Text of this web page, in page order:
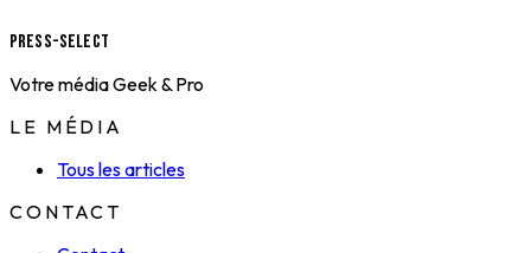
Press-Select
Votre média Geek & Pro
LE MÉDIA
Tous les articles
CONTACT